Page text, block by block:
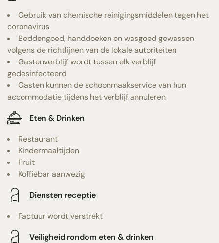
Gebruik van chemische reinigingsmiddelen tegen het
coronavirus
Beddengoed, handdoeken en wasgoed gewassen
volgens de richtlijnen van de lokale autoriteiten
Gastenverblijf wordt tussen elk verblijf
gedesinfecteerd
Gasten kunnen de schoonmaakservice van hun
accommodatie tijdens het verblijf annuleren
Eten & Drinken
Restaurant
Kindermaaltijden
Fruit
Koffiebar aanwezig
Diensten receptie
Factuur wordt verstrekt
Veiligheid rondom eten & drinken